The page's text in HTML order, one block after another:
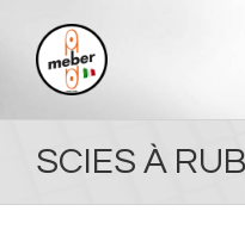
content
SCIES À